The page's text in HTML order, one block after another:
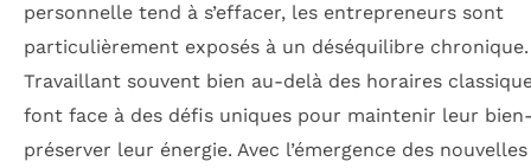
personnelle tend à s’effacer, les entrepreneurs sont
particulièrement exposés à un déséquilibre chronique.
Travaillant souvent bien au-delà des horaires
font face à des défis uniques pour maintenir leur
préserver leur énergie. Avec l’émergence des nouvelles